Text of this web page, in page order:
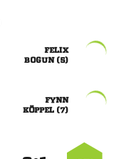

 

 